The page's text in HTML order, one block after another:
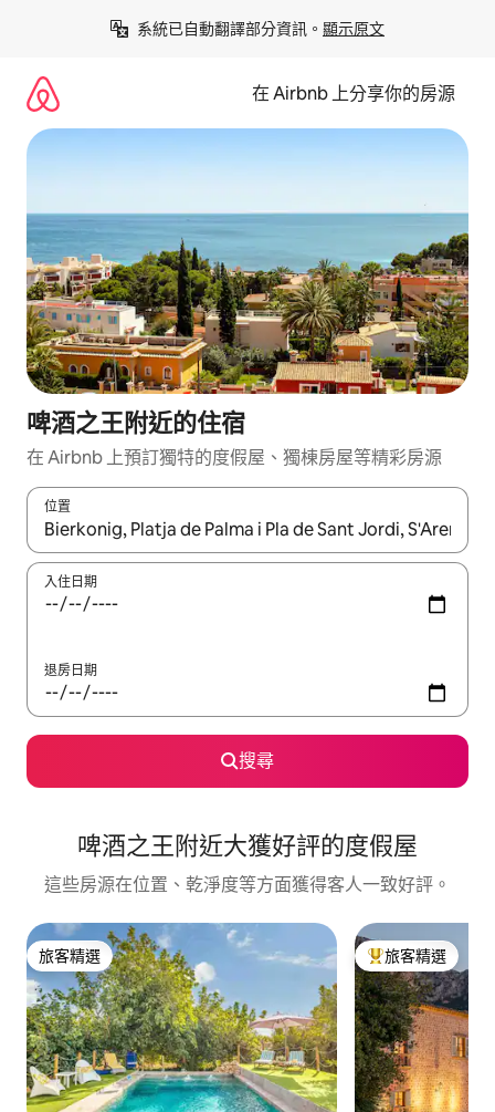
系統已自動翻譯部分資訊。 顯示原文
在 Airbnb 上分享你的房源
啤酒之王附近的住宿
在 Airbnb 上預訂獨特的度假屋、獨棟房屋等精彩房源
位置
如有搜尋結果，瀏覽內容時請使用上下箭頭，或輕點、滑動裝置。
入住日期
退房日期
搜尋
啤酒之王附近大獲好評的度假屋
這些房源在位置、乾淨度等方面獲得客人一致好評。
旅客精選
旅客精選 旅客精選榜首
旅客精選